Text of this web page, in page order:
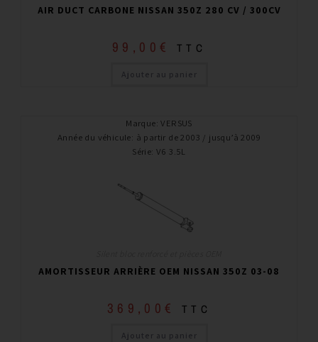
AIR DUCT CARBONE NISSAN 350Z 280 CV / 300CV
99,00 € TTC
Ajouter au panier
Marque:VERSUS
Année du véhicule: à partir de 2003 / jusqu’à 2009
Série: V6 3.5L
AMORTISSEUR ARRIÈRE OEM NISSAN 350Z 03-08
369,00 € TTC
Ajouter au panier